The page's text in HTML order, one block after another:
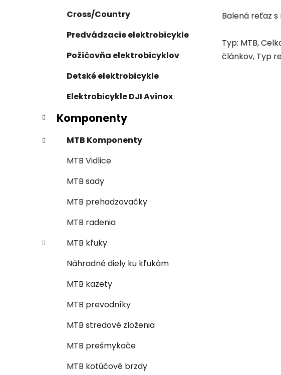
Cross/Country
Predvádzacie elektrobicykle
Požičovňa elektrobicyklov
Detské elektrobicykle
Elektrobicykle DJI Avinox
Komponenty
MTB Komponenty
MTB Vidlice
MTB sady
MTB prehadzovačky
MTB radenia
MTB kľuky
Náhradné diely ku kľukám
MTB kazety
MTB prevodníky
MTB stredové zloženia
MTB prešmykače
MTB kotúčové brzdy
Balená reťaz s
Typ: MTB,
článkov, Typ